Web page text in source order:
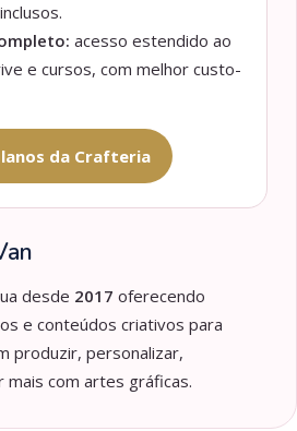
acesso estendido ao
e cursos, com melhor custo-
da Crafteria
desde 2017 oferecendo
e conteúdos criativos para
produzir, personalizar,
com artes gráficas.